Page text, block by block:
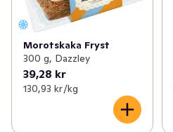
Morotskaka Fryst
300 g, Dazzley
39,28 kr
130,93 kr /kg